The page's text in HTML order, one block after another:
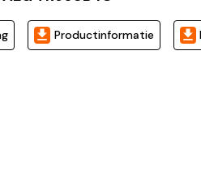
Productinformatie